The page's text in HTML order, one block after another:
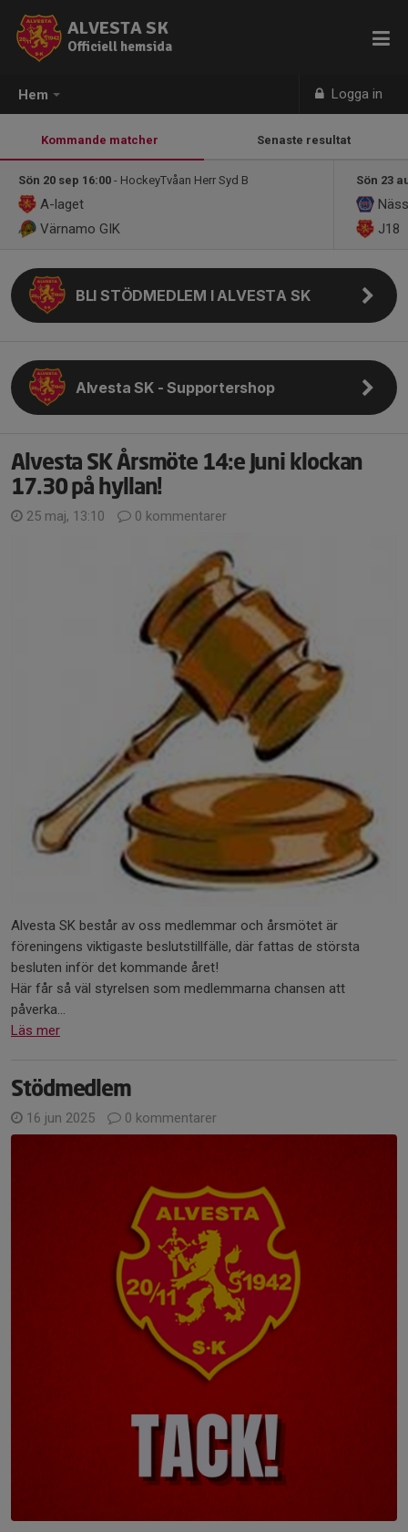
Hem Logga in
ALVESTA SK
Officiell hemsida
Kommande matcher Senaste resultat
Sön 20 sep 16:00 - HockeyTvåan Herr Syd B
A-laget
Värnamo GIK
Sön 23
J18
BLI STÖDMEDLEM I ALVESTA SK
Alvesta SK - Supportershop
Alvesta SK Årsmöte 14:e Juni klockan
17.30 på hyllan!
25 maj, 13:10 0 kommentarer
Alvesta SK består av oss medlemmar och årsmötet är
föreningens viktigaste beslutstillfälle, där fattas de största
besluten inför det kommande året!
Här får så väl styrelsen som medlemmarna chansen att
påverka...
Läs mer
Stödmedlem
16 jun 2025 0 kommentarer